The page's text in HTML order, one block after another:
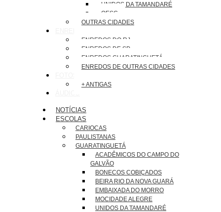
UNIDOS DA TAMANDARÉ
OESG
OUTRAS CIDADES
ENREDOS DO RJ
ENREDOS DE SP
ENREDOS GUARATINGUETÁ
ENREDOS DE OUTRAS CIDADES
+ ANTIGAS
NOTÍCIAS
ESCOLAS
CARIOCAS
PAULISTANAS
GUARATINGUETÁ
ACADÊMICOS DO CAMPO DO
GALVÃO
BONECOS COBIÇADOS
BEIRA RIO DA NOVA GUARÁ
EMBAIXADA DO MORRO
MOCIDADE ALEGRE
UNIDOS DA TAMANDARÉ